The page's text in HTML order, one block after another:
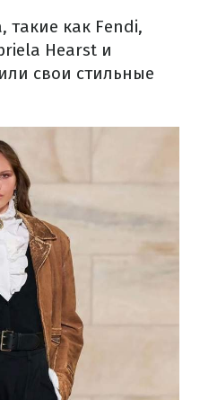
как Fendi,
Hearst и
свои стильные